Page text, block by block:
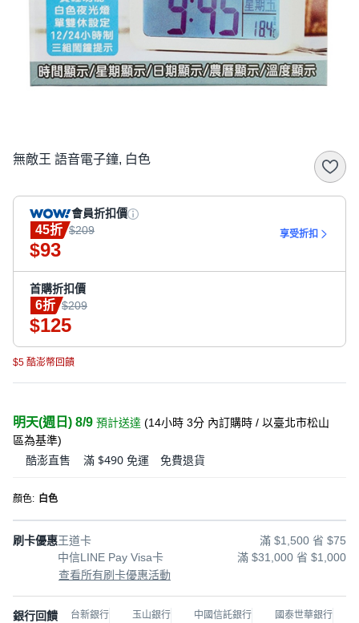
無敵王 語音電子鐘, 白色
會員折扣價
45折 $209
$93
享受折扣
首購折扣價
6折 $209
$125
$5 酷澎幣回饋
明天(週日) 8/9 預計送達 (14小時 3分 內訂購時 / 以臺北市松山
區為基準)
酷澎直售 滿 $490 免運 免費退貨
顏色: 白色
刷卡優惠王道卡
滿 $1,500 省 $75
中信LINE Pay Visa卡
滿 $31,000 省 $1,000
查看所有刷卡優惠活動
銀行回饋 台新銀行 玉山銀行 中國信託銀行 國泰世華銀行